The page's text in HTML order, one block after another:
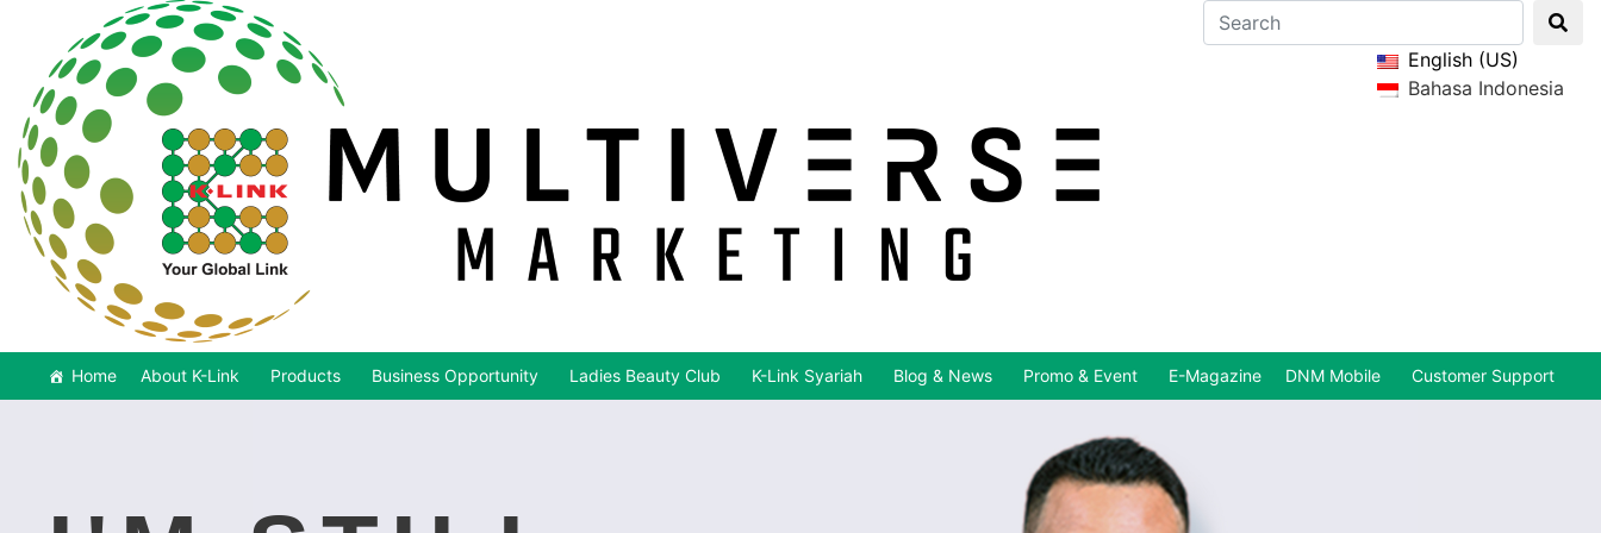
English (US)
Bahasa Indonesia
Home About K-Link Products Business Opportunity Ladies Beauty Club K-Link Syariah Blog & News Promo & Event E-Magazine DNM Mobile Customer Support